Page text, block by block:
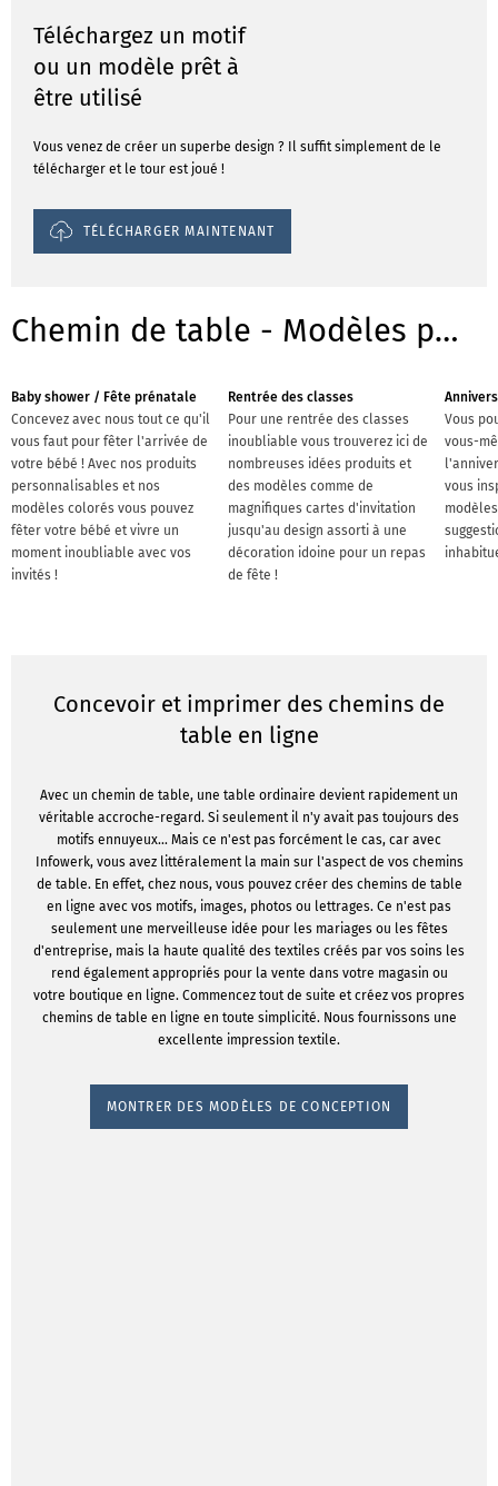
Téléchargez un motif
ou un modèle prêt à
être utilisé
Vous venez de créer un superbe design ? Il suffit simplement de le
télécharger et le tour est joué !
TÉLÉCHARGER MAINTENANT
Chemin de table - Modèles pour les occasions
Baby shower / Fête prénatale
Concevez avec nous tout ce qu'il
vous faut pour fêter l'arrivée de
votre bébé ! Avec nos produits
personnalisables et nos
modèles colorés vous pouvez
fêter votre bébé et vivre un
moment inoubliable avec vos
invités !
Rentrée des classes
Pour une rentrée des classes
inoubliable vous trouverez ici de
nombreuses idées produits et
des modèles comme de
magnifiques cartes d'invitation
jusqu'au design assorti à une
décoration idoine pour un repas
de fête !
Vous
vous-
vous
Concevoir et imprimer des chemins de
table en ligne
Avec un chemin de table, une table ordinaire devient rapidement un
véritable accroche-regard. Si seulement il n'y avait pas toujours des
motifs ennuyeux... Mais ce n'est pas forcément le cas, car avec
Infowerk, vous avez littéralement la main sur l'aspect de vos chemins
de table. En effet, chez nous, vous pouvez créer des chemins de table
en ligne avec vos motifs, images, photos ou lettrages. Ce n'est pas
seulement une merveilleuse idée pour les mariages ou les fêtes
d'entreprise, mais la haute qualité des textiles créés par vos soins les
rend également appropriés pour la vente dans votre magasin ou
votre boutique en ligne. Commencez tout de suite et créez vos propres
chemins de table en ligne en toute simplicité. Nous fournissons une
excellente impression textile.
MONTRER DES MODÈLES DE CONCEPTION